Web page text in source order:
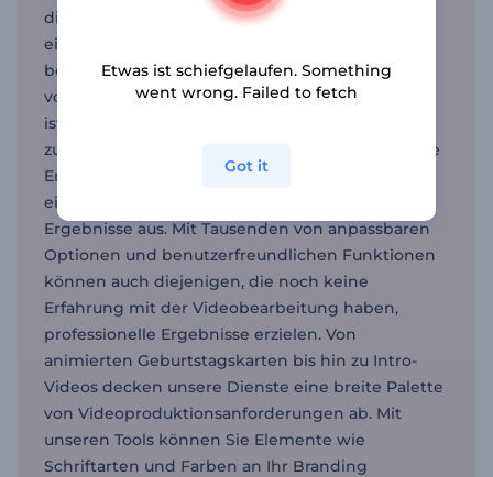
die Ihr Publikum begeistern. Ganz gleich, ob Sie
ein neues Produkt oder eine Veranstaltung
bewerben oder eine neue Marke oder Funktion
vorstellen möchten, unser Teaser-Video-Ersteller
ist auf eine Vielzahl von Anforderungen
zugeschnitten. Unsere Vorlagen vereinfachen die
Erstellung von Teaser-Videos und statten Sie mit
einem fortschrittlichen Toolkit für beste
Ergebnisse aus. Mit Tausenden von anpassbaren
Optionen und benutzerfreundlichen Funktionen
können auch diejenigen, die noch keine
Erfahrung mit der Videobearbeitung haben,
professionelle Ergebnisse erzielen. Von
animierten Geburtstagskarten bis hin zu Intro-
Videos decken unsere Dienste eine breite Palette
von Videoproduktionsanforderungen ab. Mit
unseren Tools können Sie Elemente wie
Schriftarten und Farben an Ihr Branding
Etwas ist schiefgelaufen. Something
went wrong. Failed to fetch
Got it